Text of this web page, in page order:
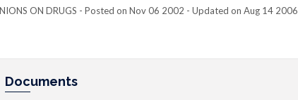
ON DRUGS - Posted on Nov 06 2002 - Updated on Aug 14 2006
Documents